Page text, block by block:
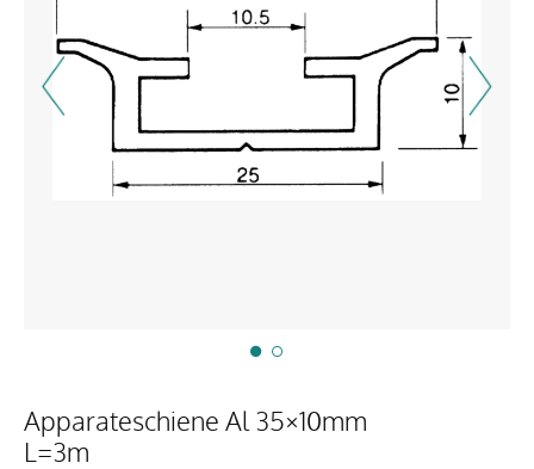
Apparateschiene Al 35×10mm
L=3m